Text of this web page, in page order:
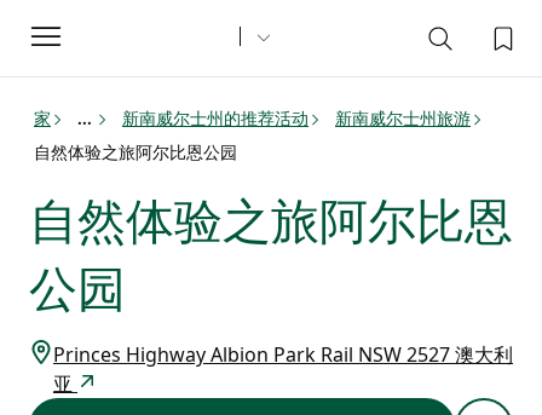
Toggle
navigation
家 ... 新南威尔士州的推荐活动
新南威尔士州旅游
自然体验之旅阿尔比恩公园
自然体验之旅阿尔比恩
公园
Princes Highway Albion Park Rail NSW 2527 澳大利
亚